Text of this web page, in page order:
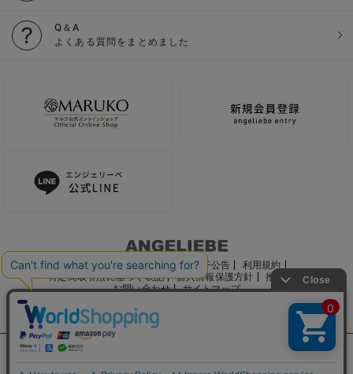
Q＆A
よくある質問をまとめました
ご利用ガイド 会社概要 電子公告
利用規約
特定商取引法に基づく表記
個人情報保護方針
推奨環境
お問い合わせ
サイトマップ
サイト内の文章、画像などの著作物はマルコ株式会社に属します。